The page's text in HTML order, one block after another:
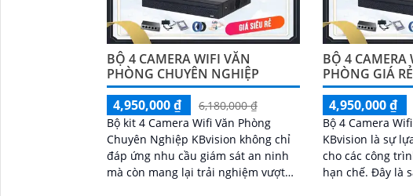
BỘ 4 CAMERA WIFI VĂN
PHÒNG CHUYÊN NGHIỆP
4,950,000 ₫
6,180,000 ₫
Bộ kit 4 Camera Wifi Văn Phòng
Chuyên Nghiệp KBvision không chỉ
đáp ứng nhu cầu giám sát an ninh
mà còn mang lại trải nghiệm vượt
BỘ 4 CAMERA
PHÒNG GIÁ RẺ
4,950,000 ₫
Bộ 4 Camera
KBvision là sự
cho các công
hạn chế. Đây là sản phẩm chất